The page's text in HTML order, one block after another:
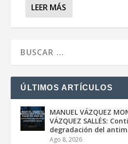
LEER MÁS
ÚLTIMOS ARTÍCULOS
MANUEL VÁZQUEZ
VÁZQUEZ SALLÉS:
degradación del
Ago 8, 2026